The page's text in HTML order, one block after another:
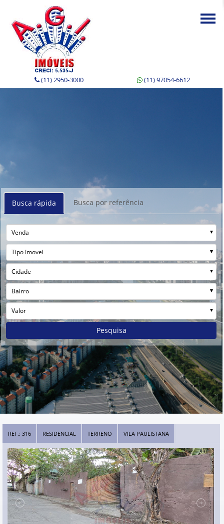
(11) 2950-3000 (11) 97054-6612
Busca rápida Busca por referência
Venda
Tipo Imovel
Cidade
Bairro
Valor
Pesquisa
REF.: 316 RESIDENCIAL TERRENO VILA PAULISTANA